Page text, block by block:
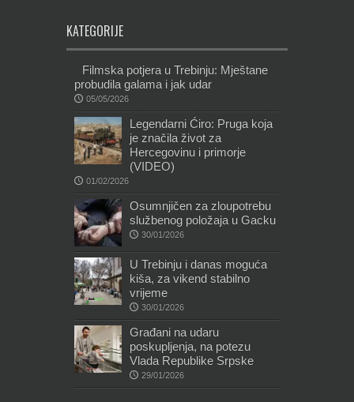
KATEGORIJE
Filmska potjera u Trebinju: Mještane
probudila galama i jak udar
05/05/2026
Legendarni Ćiro: Pruga koja
je značila život za
Hercegovinu i primorje
(VIDEO)
01/02/2026
Osumnjičen za zloupotrebu
službenog položaja u Gacku
30/01/2026
U Trebinju i danas moguća
kiša, za vikend stabilno
vrijeme
30/01/2026
Građani na udaru
poskupljenja, na potezu
Vlada Republike Srpske
29/01/2026